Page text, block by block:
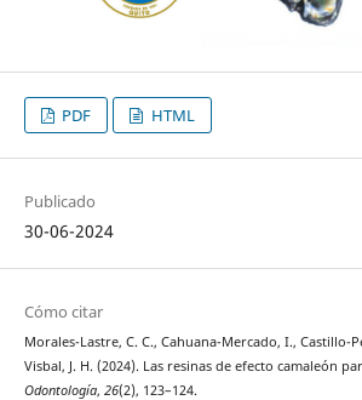
PDF HTML
Publicado
30-06-2024
Cómo citar
Morales-Lastre, C. C., Cahuana-Mercado, I., Castillo-
Visbal, J. H. (2024). Las resinas de efecto camaleón
Odontología, 26(2), 123–124.